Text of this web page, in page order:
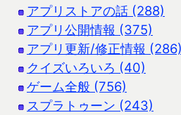
アプリストアの話 (288)
アプリ公開情報 (375)
アプリ更新/修正情報 (286)
クイズいろいろ (40)
ゲーム全般 (756)
スプラトゥーン (243)